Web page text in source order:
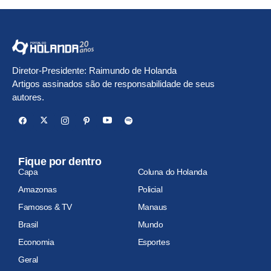
Diretor-Presidente: Raimundo de Holanda
Artigos assinados são de responsabilidade de seus
autores.
Fique por dentro
Capa
Coluna do Holanda
Amazonas
Policial
Famosos & TV
Manaus
Brasil
Mundo
Economia
Esportes
Geral